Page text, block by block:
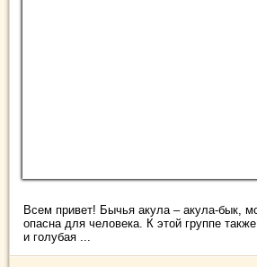
Всем привет! Бычья акула – акула-бык,
опасна для человека. К этой группе
и голубая ...